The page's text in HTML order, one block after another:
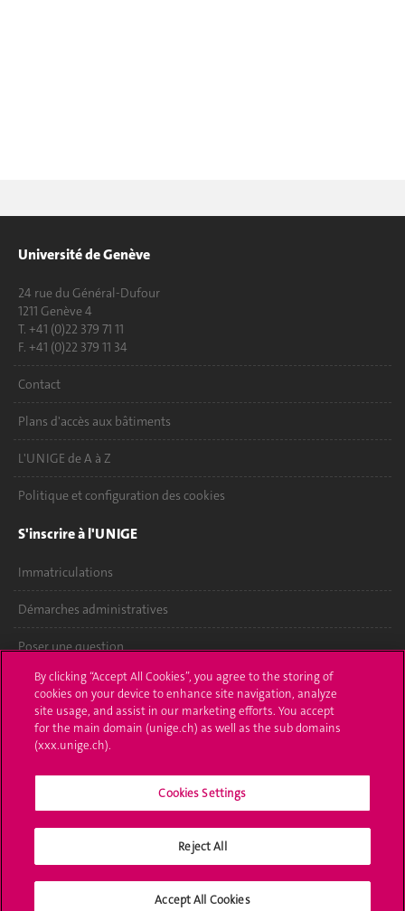
Université de Genève
24 rue du Général-Dufour
1211 Genève 4
T. +41 (0)22 379 71 11
F. +41 (0)22 379 11 34
Contact
Plans d'accès aux bâtiments
L'UNIGE de A à Z
Politique et configuration des cookies
S'inscrire à l'UNIGE
Immatriculations
Démarches administratives
Poser une question
L'UNIGE vous informe
UNIGE Mobile
Bibliothèque
By clicking “Accept All Cookies”, you agree to the storing of
cookies on your device to enhance site navigation, analyze
site usage, and assist in our marketing efforts. You accept
for the main domain (unige.ch) as well as the sub domains
(xxx.unige.ch).
Cookies Settings
Reject All
Accept All Cookies